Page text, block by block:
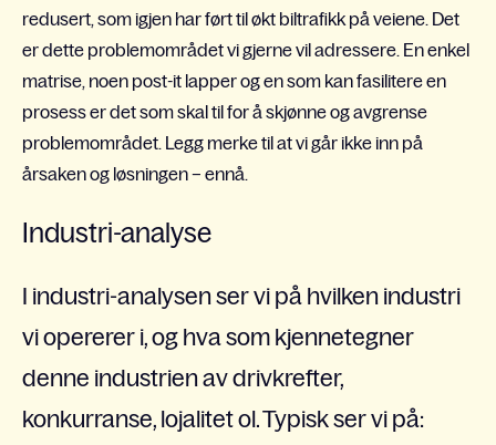
redusert, som igjen har ført til økt biltrafikk på veiene. Det
er dette problemområdet vi gjerne vil adressere. En enkel
matrise, noen post-it lapper og en som kan fasilitere en
prosess er det som skal til for å skjønne og avgrense
problemområdet. Legg merke til at vi går ikke inn på
årsaken og løsningen – ennå.
Industri-analyse
I industri-analysen ser vi på hvilken industri
vi opererer i, og hva som kjennetegner
denne industrien av drivkrefter,
konkurranse, lojalitet ol. Typisk ser vi på: